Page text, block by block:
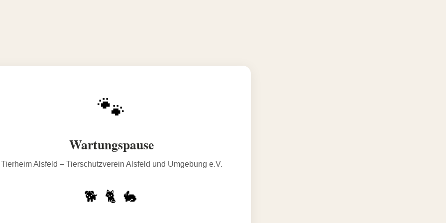
🐾
Wartungspause
Tierheim Alsfeld – Tierschutzverein Alsfeld und Umgebung e.V.
🐕 🐈 🐇